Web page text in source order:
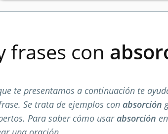
frases con
te presentamos a continuación te
Se trata de ejemplos con absorción
Para saber cómo usarabsorción